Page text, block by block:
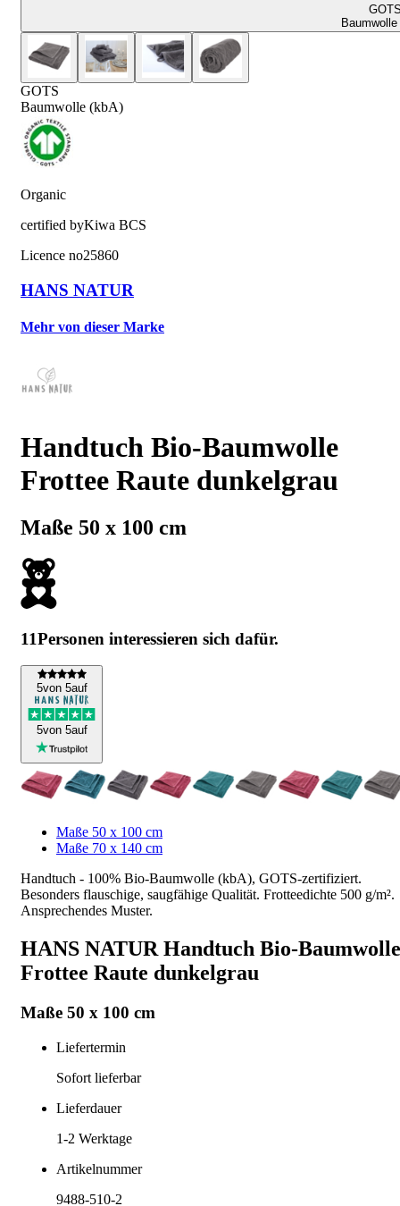
GOTS
Baumwolle (kbA)
Organic
certified byKiwa BCS
Licence no25860
HANS NATUR
Mehr von dieser Marke
Handtuch Bio-Baumwolle
Frottee Raute dunkelgrau
Maße 50 x 100 cm
11Personen interessieren sich dafür.
5von 5auf
5von 5auf
Maße 50 x 100 cm
Maße 70 x 140 cm
Handtuch - 100% Bio-Baumwolle (kbA), GOTS-zertifiziert.
Besonders flauschige, saugfähige Qualität. Frotteedichte 500 g/m².
Ansprechendes Muster.
HANS NATUR Handtuch Bio-Baumwolle
Frottee Raute dunkelgrau
Maße 50 x 100 cm
Liefertermin
Sofort lieferbar
Lieferdauer
1-2 Werktage
Artikelnummer
9488-510-2